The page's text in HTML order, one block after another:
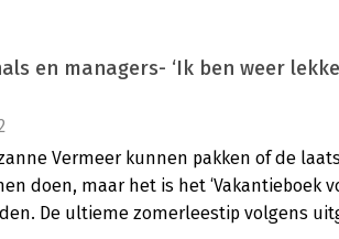
en managers- ‘Ik ben weer
Vermeer kunnen pakken of de
doen, maar het is het ‘Vakantieboek
De ultieme zomerleestip volgens